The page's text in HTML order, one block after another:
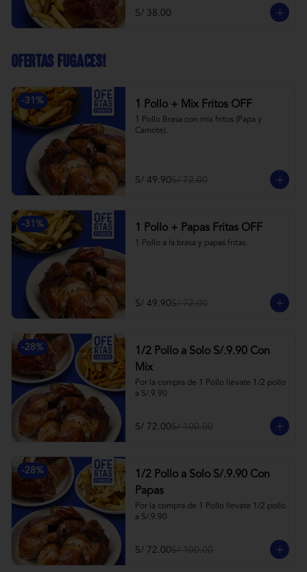
S/ 38.00
OFERTAS FUGACES!
-31 % 1 Pollo + Mix Fritos OFF
1 Pollo Brasa con mix fritos (Papa y
Camote).
S/ 49.90S/ 72.00
-31 % 1 Pollo + Papas Fritas OFF
1 Pollo a la brasa y papas fritas.
S/ 49.90S/ 72.00
-28%
1/2 Pollo a Solo S/.9.90 Con
Mix
Por la compra de 1 Pollo llevate 1/2 pollo
a S/.9.90
S/ 72.00S/ 100.00
-28%
1/2 Pollo a Solo S/.9.90 Con
Papas
Por la compra de 1 Pollo llevate 1/2 pollo
a S/.9.90
S/ 72.00S/ 100.00